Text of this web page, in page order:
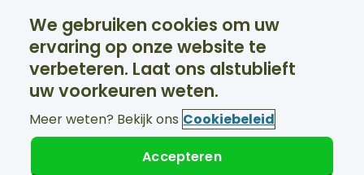
Over ons
Beoordelingen
Skitransfers
Facebook
Twitter
Support 24/7 beschikbaar
© Suntransfers.com 2026
We gebruiken cookies om uw
ervaring op onze website te
verbeteren. Laat ons alstublieft
uw voorkeuren weten.
Meer weten? Bekijk ons Cookiebeleid
Accepteren